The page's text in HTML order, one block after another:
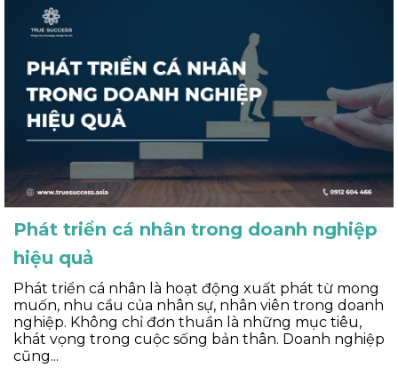
Phát triển cá nhân trong doanh nghiệp
hiệu quả
Phát triển cá nhân là hoạt động xuất phát từ mong
muốn, nhu cầu của nhân sự, nhân viên trong doanh
nghiệp. Không chỉ đơn thuần là những mục tiêu,
khát vọng trong cuộc sống bản thân. Doanh nghiệp
cũng...